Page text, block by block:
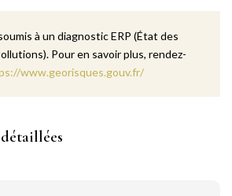
à un diagnostic ERP (État des
Pour en savoir plus, rendez-
www.georisques.gouv.fr/